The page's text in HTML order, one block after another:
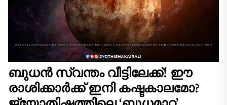
ബുധൻ സ്വന്തം വീട്ടിലേക്ക്! ഈ
രാശിക്കാർക്ക് ഇനി കഷ്ടകാലമോ?